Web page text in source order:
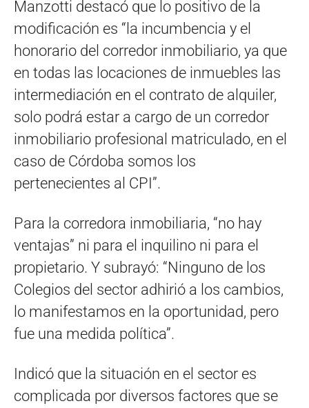
Manzotti destacó que lo positivo de la
modificación es “la incumbencia y el
honorario del corredor inmobiliario, ya que
en todas las locaciones de inmuebles las
intermediación en el contrato de alquiler,
solo podrá estar a cargo de un corredor
inmobiliario profesional matriculado, en el
caso de Córdoba somos los
pertenecientes al CPI”.
Para la corredora inmobiliaria, “no hay
ventajas” ni para el inquilino ni para el
propietario. Y subrayó: “Ninguno de los
Colegios del sector adhirió a los cambios,
lo manifestamos en la oportunidad, pero
fue una medida política”.
Indicó que la situación en el sector es
complicada por diversos factores que se